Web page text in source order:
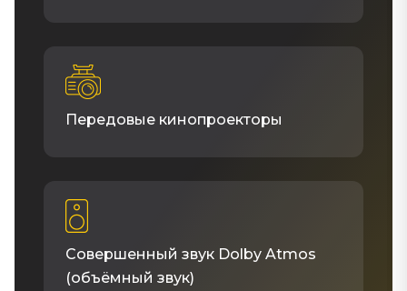
Передовые кинопроекторы
Совершенный звук Dolby Atmos
(объёмный звук)